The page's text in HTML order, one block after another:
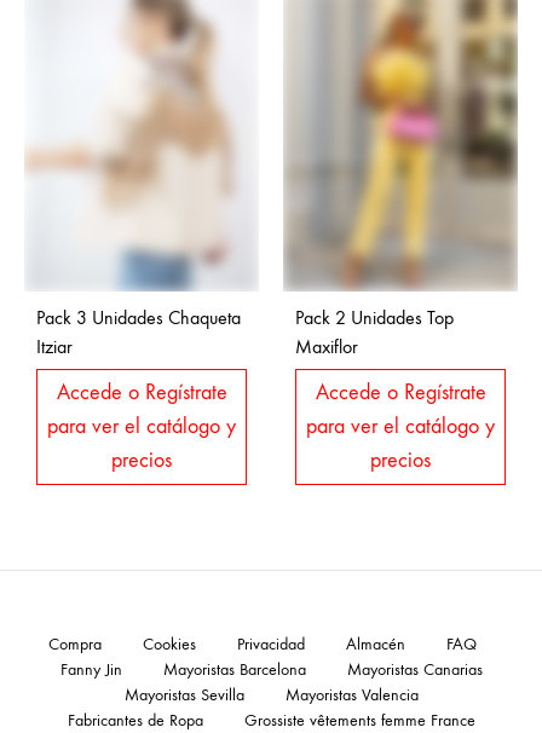
Pack 3 Unidades Chaqueta
Itziar
Accede o Regístrate
para ver el catálogo y
precios
Pack 2 Unidades Top
Maxiflor
Accede o Regístrate
para ver el catálogo y
precios
Compra Cookies Privacidad Almacén
FAQ
Fanny Jin
Mayoristas Barcelona
Mayoristas Canarias
Mayoristas Sevilla
Mayoristas Valencia
Fabricantes de Ropa
Grossiste vêtements femme France